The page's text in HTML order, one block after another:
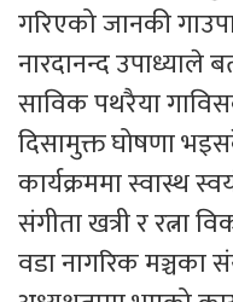
गरिएको जानकी
नारदानन्द उपाध्याले
साविक पथरैया
दिसामुक्त घोषणा
कार्यक्रममा स्वास्थ
संगीता खत्री र रत्ना
वडा नागरिक मञ्चका